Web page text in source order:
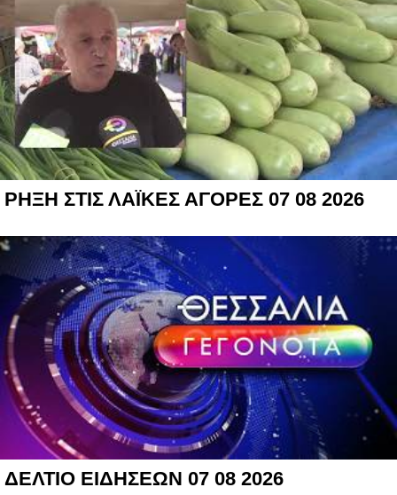
ΡΗΞΗ ΣΤΙΣ ΛΑΪΚΕΣ ΑΓΟΡΕΣ 07 08 2026
ΔΕΛΤΙΟ ΕΙΔΗΣΕΩΝ 07 08 2026